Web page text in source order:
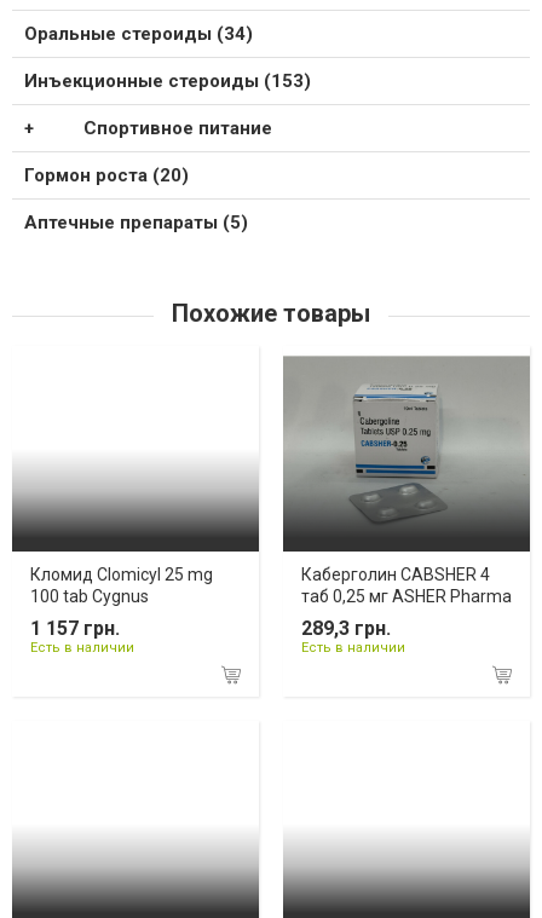
Оральные стероиды (34)
Инъекционные стероиды (153)
Спортивное питание
Гормон роста (20)
Аптечные препараты (5)
Похожие товары
Кломид Clomicyl 25 mg
100 tab Cygnus
1 157 грн.
Есть в наличии
Каберголин CABSHER 4
таб 0,25 мг ASHER Pharma
289,3 грн.
Есть в наличии